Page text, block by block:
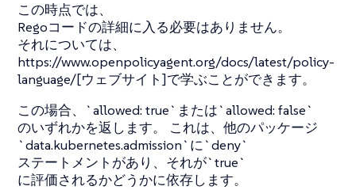
この時点では、
Regoコードの詳細に入る必要はありません。
それについては、
https://www.openpolicyagent.org/docs/latest/policy-
language/[ウェブサイト]で学ぶことができます。
この場合、`allowed: true`または`allowed: false`
のいずれかを返します。 これは、他のパッケージ
`data.kubernetes.admission`に`deny`
ステートメントがあり、それが`true`
に評価されるかどうかに依存します。